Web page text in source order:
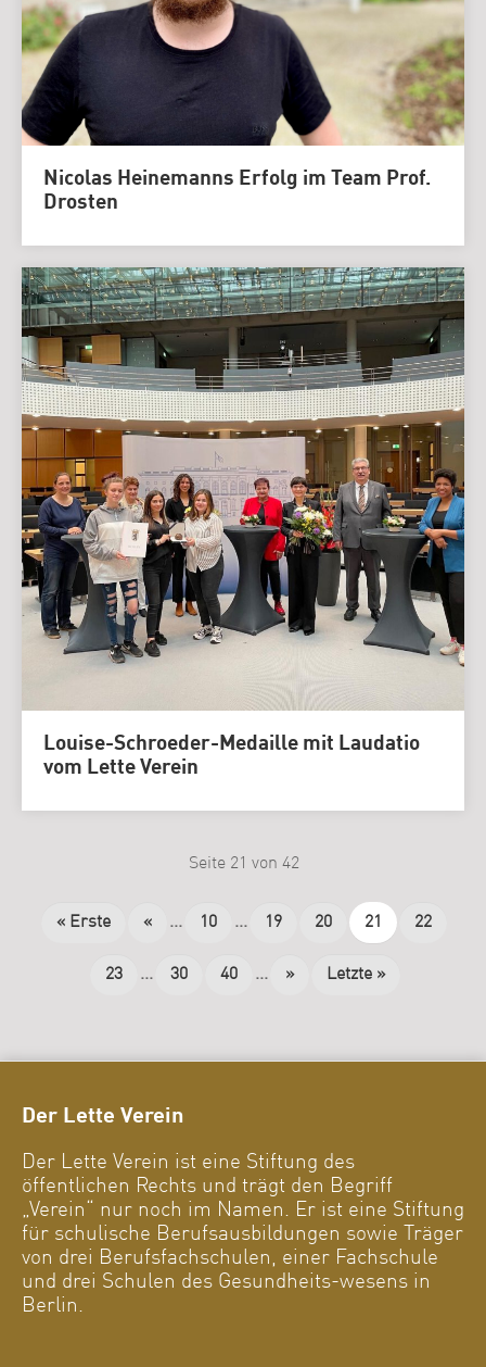
Nicolas Heinemanns Erfolg im Team Prof.
Drosten
Louise-Schroeder-Medaille mit Laudatio
vom Lette Verein
Seite 21 von 42
« Erste « ... 10 ... 19 20 21 22
23 ... 30 40 ... » Letzte »
Der Lette Verein
Der Lette Verein ist eine Stiftung des
öffentlichen Rechts und trägt den Begriff
„Verein“ nur noch im Namen. Er ist eine Stiftung
für schulische Berufsausbildungen sowie Träger
von drei Berufsfachschulen, einer Fachschule
und drei Schulen des Gesundheits-wesens in
Berlin.